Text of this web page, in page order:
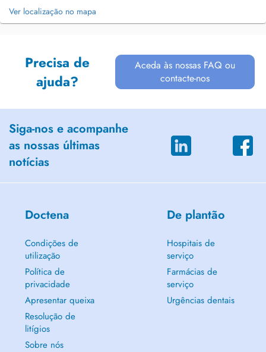
Ver localização no mapa
Precisa de
ajuda?
Aceda às nossas FAQ ou
contacte-nos
Siga-nos e acompanhe
as nossas últimas
notícias
Doctena
Condições de
utilização
Política de
privacidade
Apresentar queixa
Resolução de
litígios
Sobre nós
De plantão
Hospitais de
serviço
Farmácias de
serviço
Urgências dentais